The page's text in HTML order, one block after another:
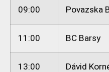
09:00 Povazska
11:00 BC Barsy
13:00 Dávid